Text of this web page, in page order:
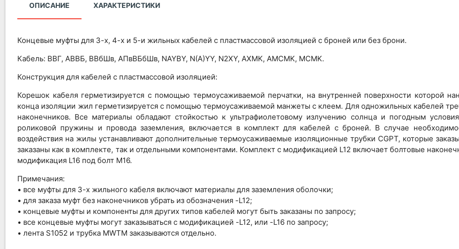
ОПИСАНИЕ ХАРАКТЕРИСТИКИ
Концевые муфты для 3-х, 4-х и 5-и жильных кабелей с пластмассовой изоляцией с броней или без брони.
Кабель: ВВГ, АВВБ, ВВбШв, АПвВБбШв, NAYBY, N(A)YY, N2XY, AXMK, AMCMK, MCMK.
Конструкция для кабелей с пластмассовой изоляцией:
Корешок кабеля герметизируется с помощью термоусаживаемой перчатки, на внутренней поверхности которой
конца изоляции жил герметизируется с помощью термоусаживаемой манжеты с клеем. Для одножильных кабелей
наконечников. Все материалы обладают стойкостью к ультрафиолетовому излучению солнца и погодным
роликовой пружины и провода заземления, включается в комплект для кабелей с броней. В случае
воздействия на жилы устанавливают дополнительные термоусаживаемые изоляционные трубки CGPT, которые
заказаны как в комплекте, так и отдельными компонентами. Комплект с модификацией L12 включает болтовые
модификация L16 под болт М16.
Примечания:
• все муфты для 3-х жильного кабеля включают материалы для заземления оболочки;
• для заказа муфт без наконечников убрать из обозначения -L12;
• концевые муфты и компоненты для других типов кабелей могут быть заказаны по запросу;
• все концевые муфты могут заказываться с модификацией -L12, или -L16 по запросу;
• лента S1052 и трубка MWTM заказываются отдельно.